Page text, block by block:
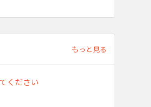
もっと見る
ください